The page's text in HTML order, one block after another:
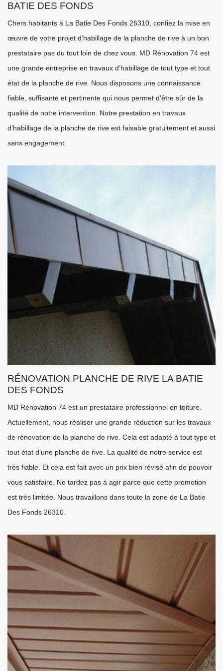
BATIE DES FONDS
Chers habitants à La Batie Des Fonds 26310, confiez la mise en
œuvre de votre projet d’habillage de la planche de rive à un bon
prestataire pas du tout loin de chez vous. MD Rénovation 74 est
une grande entreprise en travaux d’habillage de tout type et tout
état de la planche de rive. Nous disposons une connaissance
fiable, suffisante et pertinente qui nous permet d’être sûr de la
qualité de notre intervention. Notre prestation en travaux
d’habillage de la planche de rive est faisable gratuitement et aussi
sans engagement.
RÉNOVATION PLANCHE DE RIVE LA BATIE
DES FONDS
MD Rénovation 74 est un prestataire professionnel en toiture.
Actuellement, nous réaliser une grande réduction sur les travaux
de rénovation de la planche de rive. Cela est adapté à tout type et
tout état d’une planche de rive. La qualité de notre service est
très fiable. Et cela est fait avec un prix bien révisé afin de pouvoir
vous satisfaire. Ne tardez pas à agir parce que cette promotion
est très limitée. Nous travaillons dans toute la zone de La Batie
Des Fonds 26310.